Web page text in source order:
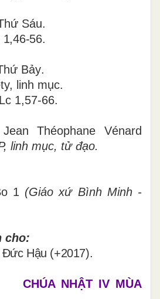
Sáu.
56.
Bảy.
linh mục.
1,57-66.
Théophane Vénard
linh mục, tử đạo.
1 (Giáo xứ Bình Minh -
cho:
Hậu (+2017).
CHÚA NHẬT IV MÙA